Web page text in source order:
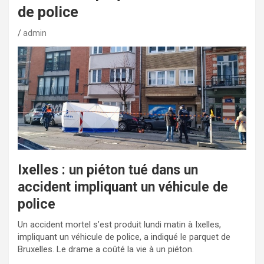
de police
admin
Ixelles : un piéton tué dans un
accident impliquant un véhicule de
police
Un accident mortel s’est produit lundi matin à Ixelles,
impliquant un véhicule de police, a indiqué le parquet de
Bruxelles. Le drame a coûté la vie à un piéton.